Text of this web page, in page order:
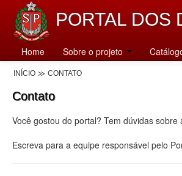
PORTAL DOS
Home Sobre o projeto
INÍCIO CONTATO
Contato
Você gostou do portal? Tem dúvidas
Escreva para a equipe responsável pelo